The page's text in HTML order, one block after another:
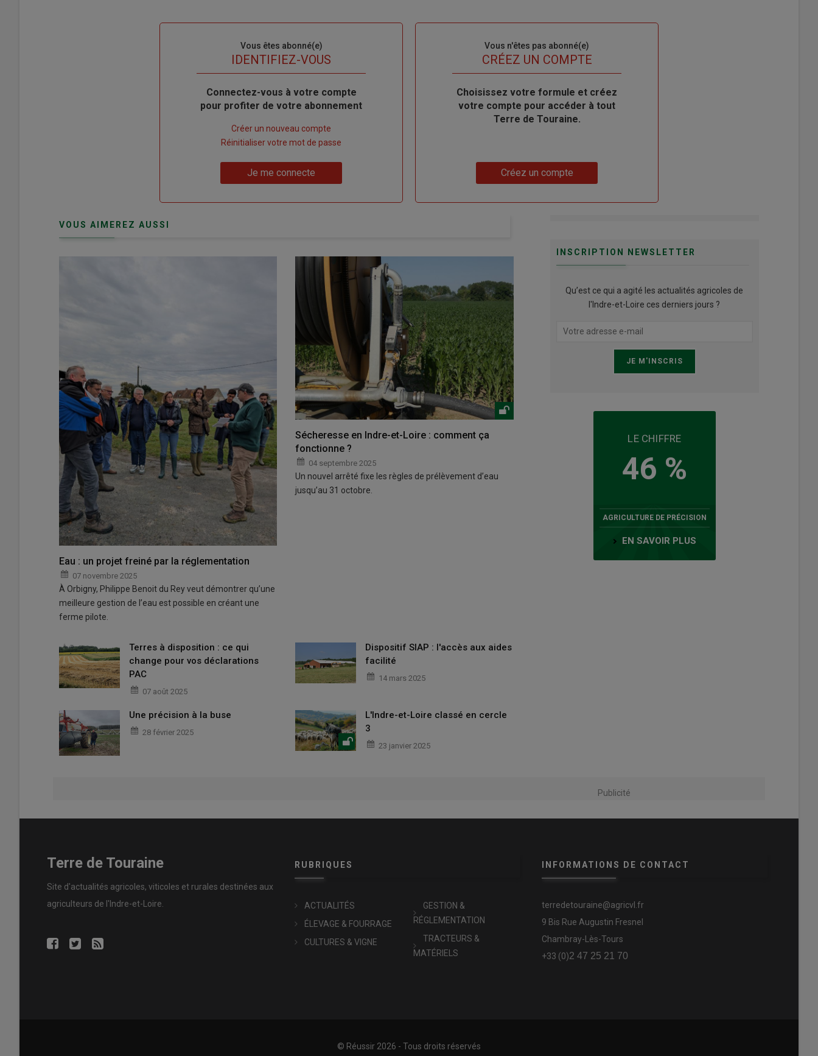
Vous êtes abonné(e)
IDENTIFIEZ-VOUS
Body
Connectez-vous à votre compte
pour profiter de votre abonnement
compte"
Créer un nouveau compte
Réinitialiser votre mot de passe
Je me connecte
Vous n'êtes pas abonné(e)
TITRECRÉEZ UN COMPTE
Body
Choisissez votre formule et créez
votre compte pour accéder à tout
Terre de Touraine.
Créez un compte
VOUS AIMEREZ AUSSI
Eau : un projet freiné par la réglementation
07 novembre 2025
À Orbigny, Philippe Benoit du Rey veut démontrer qu’une
meilleure gestion de l’eau est possible en créant une
ferme pilote.
Sécheresse en Indre-et-Loire : comment ça
fonctionne ?
04 septembre 2025
Un nouvel arrêté fixe les règles de prélèvement d’eau
jusqu’au 31 octobre.
Terres à disposition : ce qui
change pour vos déclarations
PAC
07 août 2025
Dispositif SIAP : l'accès aux aides
facilité
14 mars 2025
Une précision à la buse
28 février 2025
L'Indre-et-Loire classé en cercle
3
23 janvier 2025
INSCRIPTION NEWSLETTER
Qu’est ce qui a agité les actualités agricoles de
l'Indre-et-Loire ces derniers jours ?
LE CHIFFRE
46 %
AGRICULTURE DE PRÉCISION
EN SAVOIR PLUS
Publicité
Terre de Touraine
Site d'actualités agricoles, viticoles et rurales destinées aux
agriculteurs de l'Indre-et-Loire.
RUBRIQUES
ACTUALITÉS
ÉLEVAGE & FOURRAGE
CULTURES & VIGNE
GESTION &
RÉGLEMENTATION
TRACTEURS &
MATÉRIELS
INFORMATIONS DE CONTACT
terredetouraine@agricvl.fr
9 Bis Rue Augustin Fresnel
Chambray-Lès-Tours
+33 (0)2 47 25 21 70
© Réussir 2026 - Tous droits réservés